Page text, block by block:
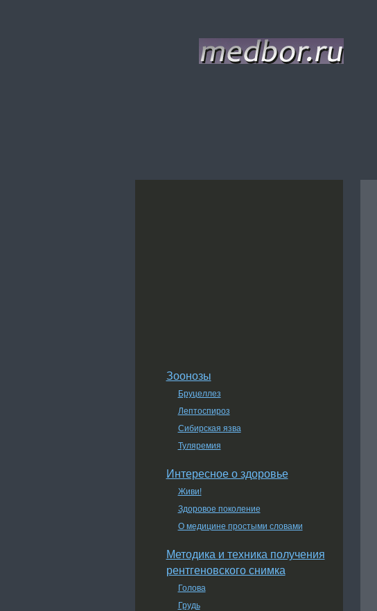
Зоонозы
Бруцеллез
Лептоспироз
Сибирская язва
Туляремия
Интересное о здоровье
Живи!
Здоровое поколение
О медицине простыми словами
Методика и техника получения
рентгеновского снимка
Голова
Грудь